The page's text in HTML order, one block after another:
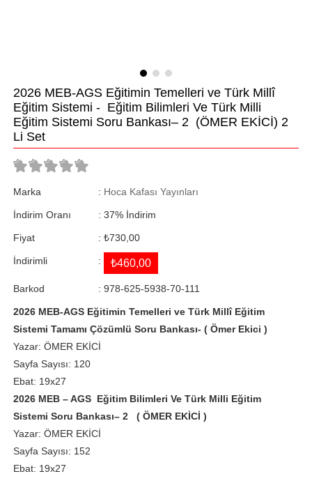
2026 MEB-AGS Eğitimin Temelleri ve Türk Millî
Eğitim Sistemi - Eğitim Bilimleri Ve Türk Milli
Eğitim Sistemi Soru Bankası– 2 (ÖMER EKİCİ) 2
Li Set
Marka : Hoca Kafası Yayınları
İndirim Oranı : %
37 İndirim
Fiyat : ₺730,00
İndirimli : ₺460,00
Barkod : 978-625-5938-70-111
2026 MEB-AGS Eğitimin Temelleri ve Türk Millî Eğitim
Sistemi Tamamı Çözümlü Soru Bankası- ( Ömer Ekici )
Yazar: ÖMER EKİCİ
Sayfa Sayısı: 120
Ebat: 19x27
2026 MEB – AGS Eğitim Bilimleri Ve Türk Milli Eğitim
Sistemi Soru Bankası– 2 ( ÖMER EKİCİ )
Yazar: ÖMER EKİCİ
Sayfa Sayısı: 152
Ebat: 19x27